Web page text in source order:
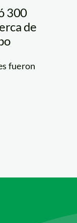
300
de
fueron